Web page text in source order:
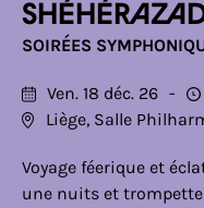
SOIRÉES
Ven. 18 déc. 26
Liège, Salle
Voyage féerique et
une nuits et